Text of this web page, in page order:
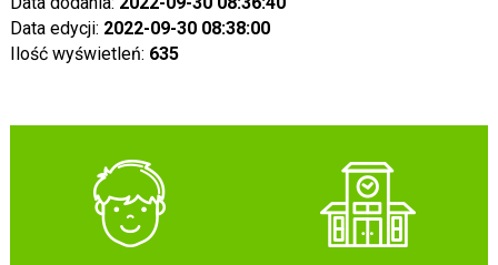
Data edycji: 2022-09-30 08:38:00
Ilość wyświetleń: 635